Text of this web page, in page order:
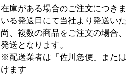
在庫がある場合のご注文につき
いる発送日にて当社より発送い
尚、複数の商品をご注文の場合
発送となります。
※配送業者は「佐川急便」また
けます